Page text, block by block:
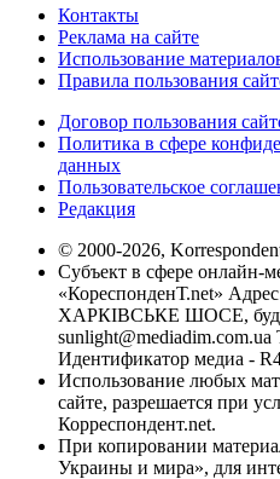
Контакты
Реклама на сайте
Использование
Правила пользования
Договор пользования
Политика в сфере
данных
Пользовательское
Редакция
© 2000-2026,
Субъект в сфере онлайн-
«КореспонденТ.net»
ХАРКІВСЬКЕ ШОСЕ,
sunlight@mediadim.com.ua
Идентификатор медиа -
Использование любых
сайте, разрешается при
Корреспондент.net.
При копировании
Украины и мира», для